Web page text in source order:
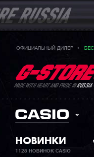
ОФИЦИАЛЬНЫЙ ДИЛЕР
MADE WITH HEART AND PRIDE INRUSSIA
НОВИНКИ
1128 НОВИНОК CASIO